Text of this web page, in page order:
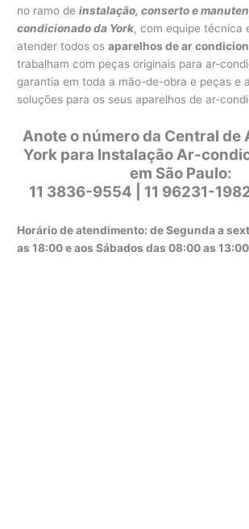
no ramo deinstalação, conserto e
condicionado da York, com equipe técnica
atender todos osaparelhos de ar
trabalham com peças originais para ar-
garantia em toda a mão-de-obra e peças e
soluções para os seus aparelhos de ar-
Anote o número da Central de
York para Instalação Ar-
em São Paulo:
11 3836-9554 | 11 96231-
Horário de atendimento: de Segunda a
as 18:00 e aos Sábados das 08:00 as 13:00